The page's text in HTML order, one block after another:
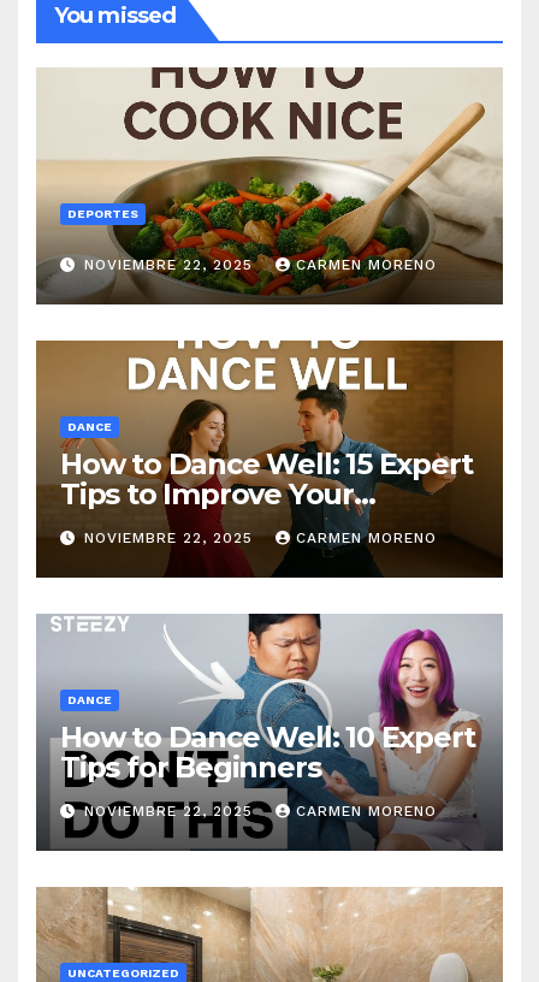
You missed
DEPORTES
NOVIEMBRE 22, 2025 CARMEN MORENO
DANCE
How to Dance Well: 15 Expert
Tips to Improve Your
Dancing Skills Fast
NOVIEMBRE 22, 2025 CARMEN MORENO
DANCE
How to Dance Well: 10 Expert
Tips for Beginners
NOVIEMBRE 22, 2025 CARMEN MORENO
UNCATEGORIZED